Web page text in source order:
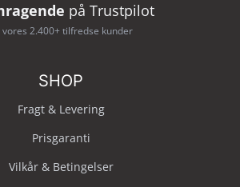
på Trustpilot
vores 2.400+ tilfredse kunder
SHOP
Fragt & Levering
Prisgaranti
Vilkår & Betingelser